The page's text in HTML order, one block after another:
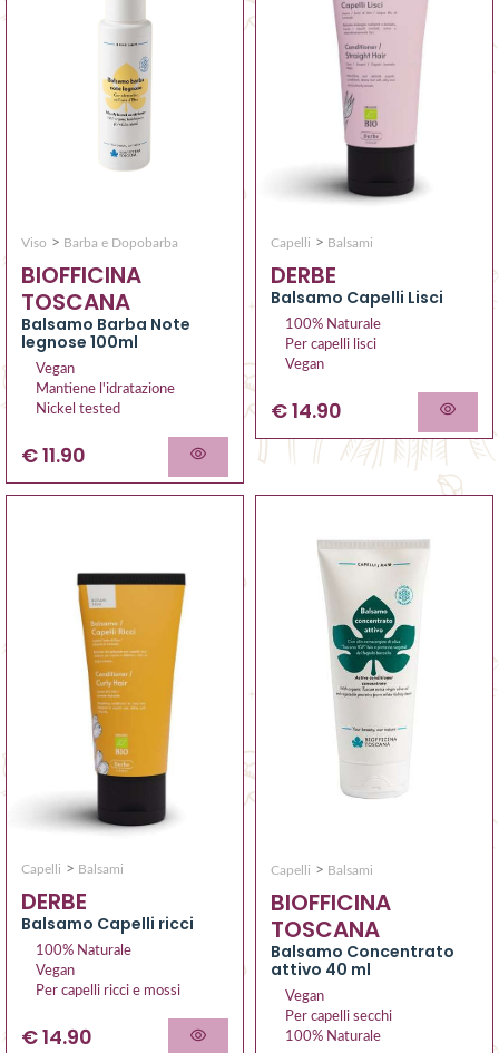
Viso > Barba e Dopobarba
BIOFFICINA
TOSCANA
Balsamo Barba Note
legnose 100ml
Vegan
Mantiene l'idratazione
Nickel tested
€ 11.90
Capelli > Balsami
DERBE
Balsamo Capelli Lisci
100% Naturale
Per capelli lisci
Vegan
€ 14.90
Capelli > Balsami
DERBE
Balsamo Capelli ricci
100% Naturale
Vegan
Per capelli ricci e mossi
€ 14.90
Capelli > Balsami
BIOFFICINA
TOSCANA
Balsamo Concentrato
attivo 40 ml
Vegan
Per capelli secchi
100% Naturale